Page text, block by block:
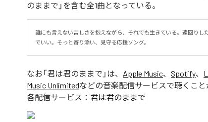
のままで」を含む全1曲となっている。
誰にも言えない苦しさを抱えながら、それでも生きている。遠回りし
でいい。そっと寄り添い、見守る応援ソング。
なお「君は君のままで 」は、 Apple Music、 Spotify、
Music Unlimitedなどの音楽配信サービスで聴くこと
各配信サービス： 君は君のままで